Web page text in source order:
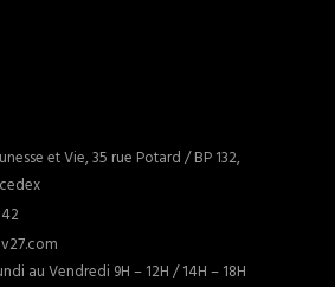
et Vie, 35 rue Potard / BP 132,
au Vendredi 9H – 12H / 14H – 18H